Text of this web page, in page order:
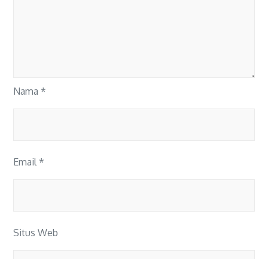
Nama *
Email *
Situs Web